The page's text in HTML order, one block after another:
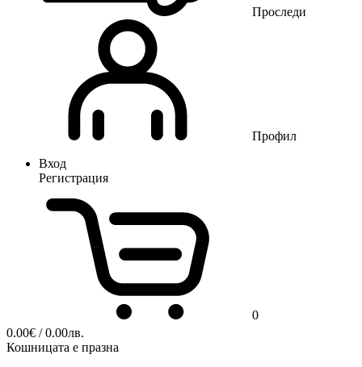
Проследи
Профил
Вход
Регистрация
0
0.00€ / 0.00лв.
Кошницата е празна